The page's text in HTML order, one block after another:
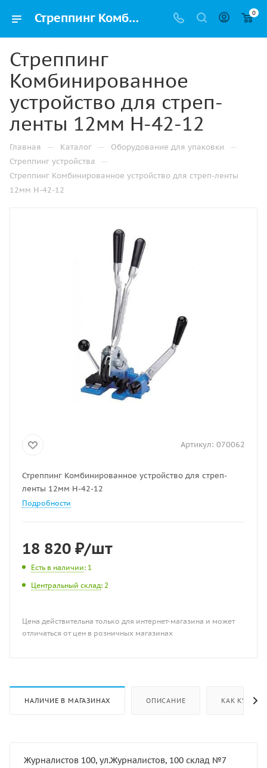
Стреппинг Комбинированное устройство для стреп-ленты 12мм H-42-12 купить в Казани недорого с доставкой 0
Стреппинг
Комбинированное
устройство для стреп-
ленты 12мм H-42-12
Главная — Каталог — Оборудование для упаковки —
Стреппинг устройства —
Стреппинг Комбинированное устройство для стреп-ленты
12мм H-42-12
Артикул: 070062
Стреппинг Комбинированное устройство для стреп-
ленты 12мм H-42-12
Подробности
18 820 ₽/шт
Есть в наличии: 1
Центральный склад: 2
Цена действительна только для интернет-магазина и может
отличаться от цен в розничных магазинах
НАЛИЧИЕ В МАГАЗИНАХ ОПИСАНИЕ КАК КУПИТЬ
Журналистов 100, ул.Журналистов, 100 склад №7